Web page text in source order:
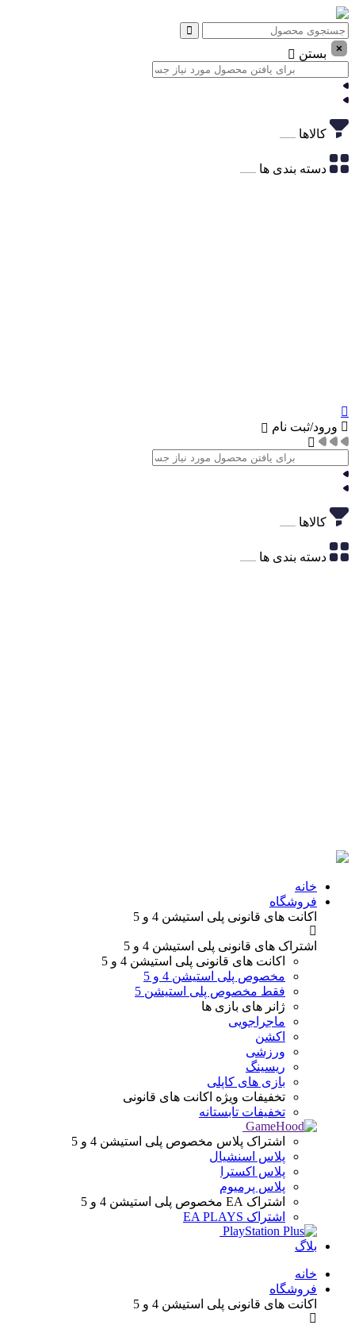
بستن
کالاها
دسته بندی ها
ورود/ثبت نام
کالاها
دسته بندی ها
خانه
فروشگاه
اکانت های قانونی پلی استیشن 4 و 5
اشتراک های قانونی پلی استیشن 4 و 5
اکانت های قانونی پلی استیشن 4 و 5
مخصوص پلی استیشن 4 و 5
فقط مخصوص پلی استیشن 5
ژانر های بازی ها
ماجراجویی
اکشن
ورزشی
ریسینگ
بازی های کاپلی
تخفیفات ویژه اکانت های قانونی
تخفیفات تابستانه
اشتراک پلاس مخصوص پلی استیشن 4 و 5
پلاس اسنشیال
پلاس اکسترا
پلاس پرمیوم
اشتراک EA
مخصوص پلی استیشن 4 و 5
اشتراک EA PLAYS
بلاگ
Menu
خانه
فروشگاه
اکانت های قانونی پلی استیشن 4 و 5